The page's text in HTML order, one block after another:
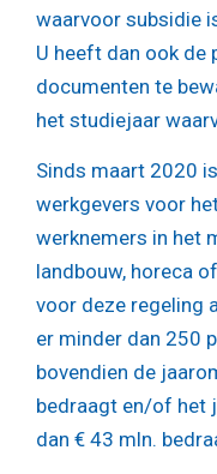
waarvoor subsidie
U heeft dan ook de
documenten te
het studiejaar
Sinds maart 2020
werkgevers voor
werknemers in het
landbouw, horeca
voor deze regeling
er minder dan 250
bovendien de
bedraagt en/of het
dan € 43 mln.